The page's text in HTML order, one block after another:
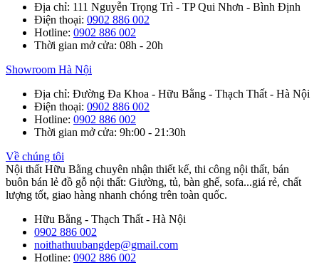
Địa chỉ: 111 Nguyễn Trọng Trì - TP Qui Nhơn - Bình Định
Điện thoại: 0902 886 002
Hotline: 0902 886 002
Thời gian mở cửa: 08h - 20h
Showroom Hà Nội
Địa chỉ: Đường Đa Khoa - Hữu Bằng - Thạch Thất - Hà Nội
Điện thoại: 0902 886 002
Hotline: 0902 886 002
Thời gian mở cửa: 9h:00 - 21:30h
Về chúng tôi
Nội thất Hữu Bằng chuyên nhận thiết kế, thi công nội thất, bán
buôn bán lẻ đồ gỗ nội thất: Giường, tủ, bàn ghế, sofa...giá rẻ, chất
lượng tốt, giao hàng nhanh chóng trên toàn quốc.
Hữu Bằng - Thạch Thất - Hà Nội
0902 886 002
noithathuubangdep@gmail.com
Hotline: 0902 886 002